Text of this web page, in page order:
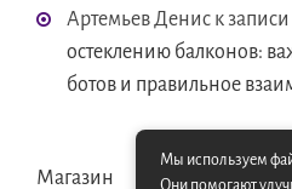
Артемьев Денис к записи
остеклению балконов:
ботов и правильное
Магазин
Мы используем
Они помогают